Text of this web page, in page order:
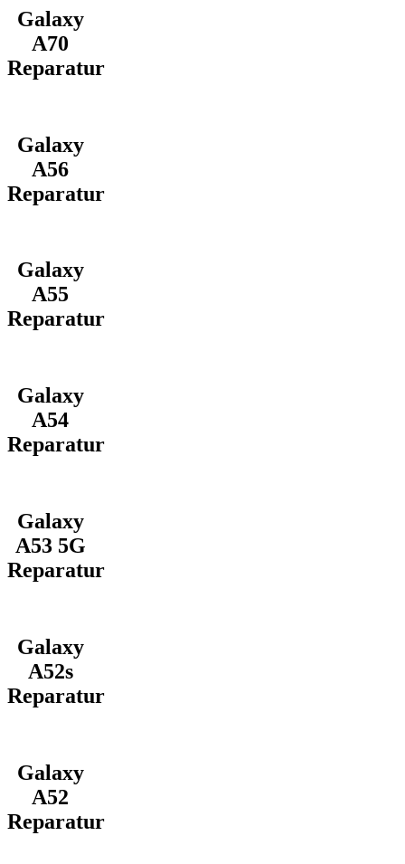
Galaxy
A70
Reparatur
Galaxy
A56
Reparatur
Galaxy
A55
Reparatur
Galaxy
A54
Reparatur
Galaxy
A53 5G
Reparatur
Galaxy
A52s
Reparatur
Galaxy
A52
Reparatur